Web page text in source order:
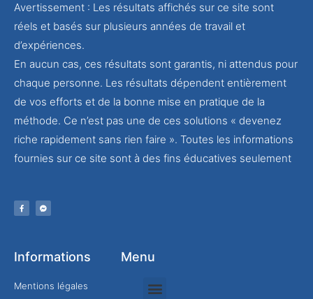
Avertissement : Les résultats affichés sur ce site sont
réels et basés sur plusieurs années de travail et
d’expériences.
En aucun cas, ces résultats sont garantis, ni attendus pour
chaque personne. Les résultats dépendent entièrement
de vos efforts et de la bonne mise en pratique de la
méthode. Ce n’est pas une de ces solutions « devenez
riche rapidement sans rien faire ». Toutes les informations
fournies sur ce site sont à des fins éducatives seulement
Informations
Mentions légales
Menu